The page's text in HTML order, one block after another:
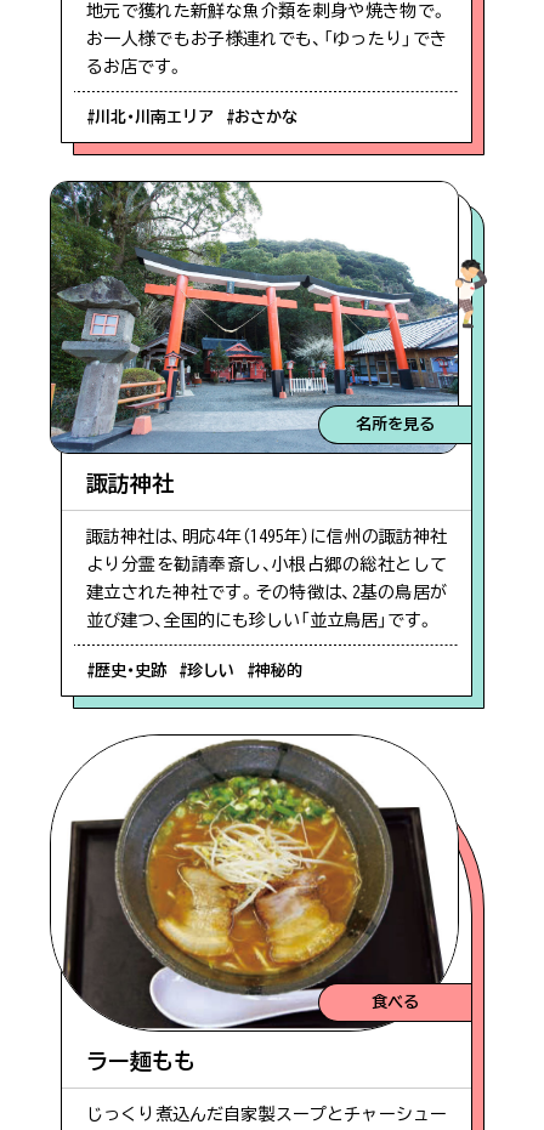
#サンゴ礁
#歴史・史跡
#神秘的
#辺田エリア
#展望
#旬の味
#麺類
#体験
#佐多エリア
#お祭り
#幕末
#ベビーカー
ご参考いただければ幸いです。なお、閑散期には混
雑情報の掲載はしておりません。
本日15時更新
佐多岬
第1駐車場空あり
雄川の滝
第1駐車場空あり
地元で獲れた新鮮な魚介類を刺身や焼き物で。
お一人様でもお子様連れでも、「ゆったり」でき
るお店です。
#川北・川南エリア #おさかな
名所を見る
諏訪神社
諏訪神社は、明応4年（1495年）に信州の諏訪神社
より分霊を勧請奉斎し、小根占郷の総社として
建立された神社です。その特徴は、2基の鳥居が
並び建つ、全国的にも珍しい「並立鳥居」です。
#歴史・史跡 #珍しい #神秘的
食べる
ラー麺もも
じっくり煮込んだ自家製スープとチャーシュー